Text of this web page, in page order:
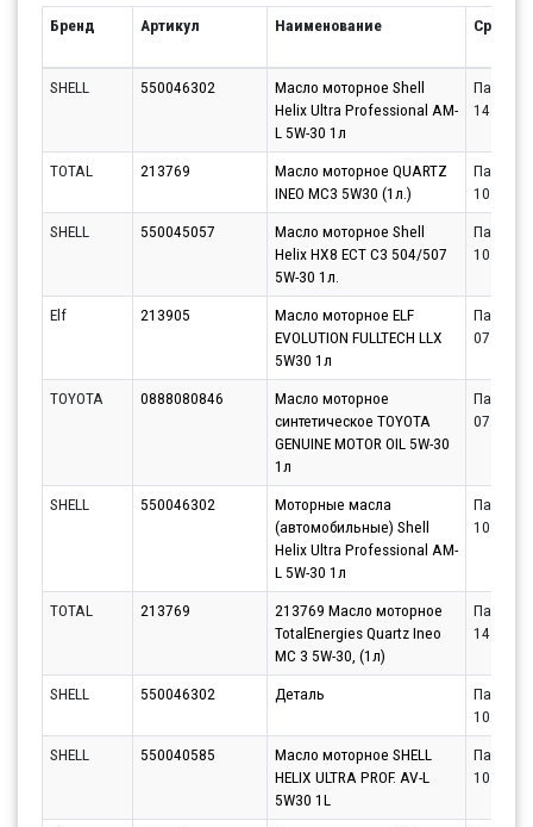
Бренд Артикул Наименование Срок
SHELL 550046302
Масло моторное Shell
Helix Ultra Professional AM-
L 5W-30 1л
Партнёр
TOTAL 213769
Масло моторное QUARTZ
INEO MC3 5W30 (1л.)
Партнёр
SHELL
550045057
Масло моторное Shell
Helix HX8 ECT C3 504/507
5W-30 1л.
Партнёр
Elf 213905
Масло моторное ELF
EVOLUTION FULLTECH LLX
5W30 1л
Партнёр
TOYOTA 0888080846
Масло моторное
синтетическое TOYOTA
GENUINE MOTOR OIL 5W-30
1л
Партнёр
SHELL 550046302
Моторные масла
(автомобильные) Shell
Helix Ultra Professional AM-
L 5W-30 1л
Партнёр
TOTAL 213769
213769 Масло моторное
TotalEnergies Quartz Ineo
MC 3 5W-30, (1л)
Партнёр
SHELL 550046302 Деталь
Партнёр
SHELL
550040585
Масло моторное SHELL
HELIX ULTRA PROF. AV-L
5W30 1L
Партнёр